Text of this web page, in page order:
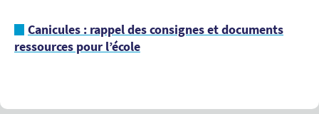
Canicules : rappel des consignes et documents
ressources pour l’école